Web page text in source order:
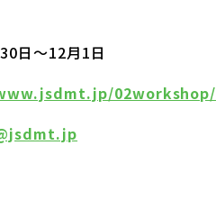
日～12月1日
02workshop/